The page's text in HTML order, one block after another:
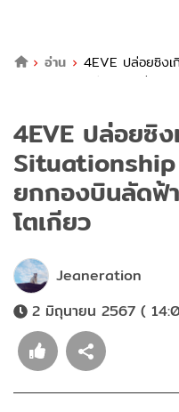
อ่าน
4EVE ปล่อยซิง
ชิพ] ยกกองบินลัดฟ้าบุกถ่าย
4EVE ปล่อยซิง
ยกกองบินลัดฟ้
โตเกียว
Jeaneration
2 มิถุนายน 2567 (